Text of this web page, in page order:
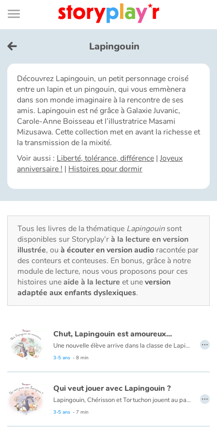
Connexion
Bibliothèque
de
page
Menu
Je me connecte
Tester gratuitement
Bibliothèque
Accueil
Contes d'ici et d'ailleurs
Fable, mythe, littérature et poésie
Princesses et princes, rois, reines et dragons
Ogres, monstres et sorcières
Héroïnes et héros
Les animaux
Autour du monde
Apprentissage
Lapingouin
Découvrez Lapingouin, un petit personnage croisé
entre un lapin et un pingouin, qui vous emmènera
dans son monde imaginaire à la rencontre de ses
amis. Lapingouin est né grâce à Galaxie Juvanic,
Carole-Anne Boisseau et l’illustratrice Masami
Mizusawa. Cette collection met en avant la richesse et
la transmission de la mixité.
Voir aussi : Liberté, tolérance, différence | Joyeux
anniversaire ! | Histoires pour dormir
Tous les livres de la thématique Lapingouinsont
disponibles sur Storyplay’rà la lecture en version
illustrée, ou à écouter en version audio racontée par
des conteurs et conteuses. En bonus, grâce à notre
module de lecture, nous vous proposons pour ces
histoires uneaide à la lecture et uneversion
adaptée aux enfants dyslexiques.
Chut, Lapingouin est amoureux...
Une nouvelle élève arrive dans la classe de Lapingouin. Chabeille n’est pas une fille comme les autres et Lapingouin ne sait pas comment se comporter avec elle. Ne le répétez pas, mais il est amoureux…
3-5 ans - 8 min
…
Qui veut jouer avec Lapingouin ?
Lapingouin, Chérisson et Tortuchon jouent au parc. Comme d’habitude, ils se taquinent, se disputent et se réconcilient. Être copaingouins, c’est pas facile, mais c’est trop bien !
3-5 ans - 7 min
…